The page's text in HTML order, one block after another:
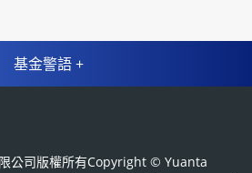
基金警語 +
公司版權所有Copyright © Yuanta